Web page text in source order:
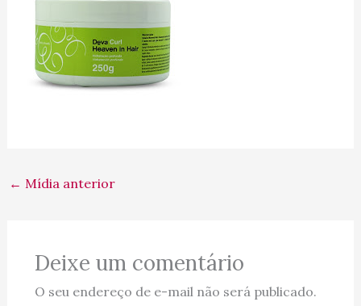
← Mídia anterior
Deixe um comentário
O seu endereço de e-mail não será publicado.